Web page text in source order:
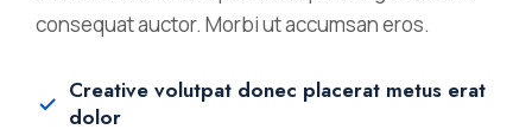
consequat auctor. Morbi ut accumsan eros.
Creative volutpat donec placerat metus erat
dolor